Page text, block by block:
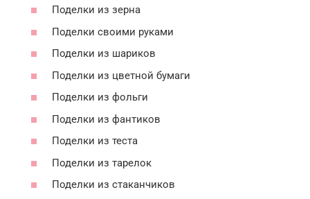
Поделки из зерна
Поделки своими руками
Поделки из шариков
Поделки из цветной бумаги
Поделки из фольги
Поделки из фантиков
Поделки из теста
Поделки из тарелок
Поделки из стаканчиков